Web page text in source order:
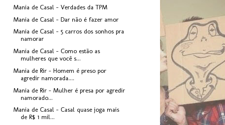
Mania de Casal - Verdades da TPM
Mania de Casal - Dar não é fazer amor
Mania de Casal - 5 carros dos sonhos pra
namorar
Mania de Casal - Como estão as
mulheres que você s...
Mania de Rir - Homem é preso por
agredir namorada....
Mania de Rir - Mulher é presa por agredir
namorado...
Mania de Casal - Casal quase joga mais
de R$ 1 mil...